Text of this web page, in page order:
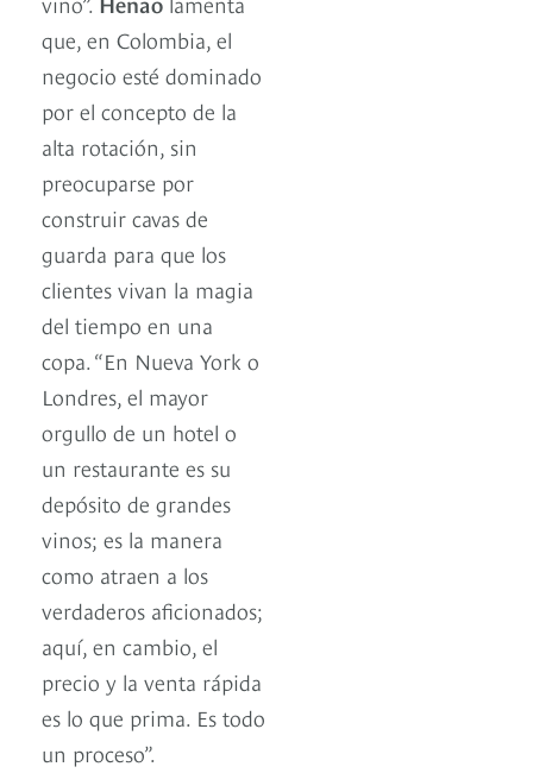
que, en Colombia, el
negocio esté dominado
por el concepto de la
alta rotación, sin
preocuparse por
construir cavas de
guarda para que los
clientes vivan la magia
del tiempo en una
copa. “En Nueva York o
Londres, el mayor
orgullo de un hotel o
un restaurante es su
depósito de grandes
vinos; es la manera
como atraen a los
verdaderos aficionados;
aquí, en cambio, el
precio y la venta rápida
es lo que prima. Es todo
un proceso”.